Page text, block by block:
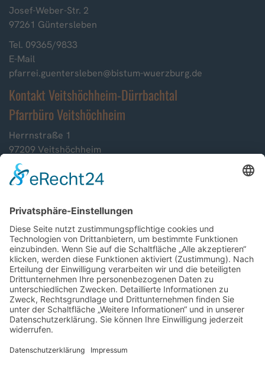
Josef-Weber-Str. 2
97261 Güntersleben
Tel. 09365/9833
E-Mail
pfarrei.guentersleben@bistum-wuerzburg.de
Kontakt Veitshöchheim-Dürrbachtal
Pfarrbüro Veitshöchheim
Herrnstraße 1
97209 Veitshöchheim
Telefon 0931/92150
E-Mail st-vitus.veitshoechheim@bistum-wuerzburg.de
Kontakt Zell-Leinach
Pfarrbüro Zell a. Main
Rathausplatz 1
97299 Zell a. Main
Tel. 0931461272
Email:
pg.zell-main@bistum-wuerzburg.de